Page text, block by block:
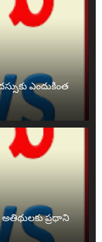
ఎందుకింత
ప్రధాని